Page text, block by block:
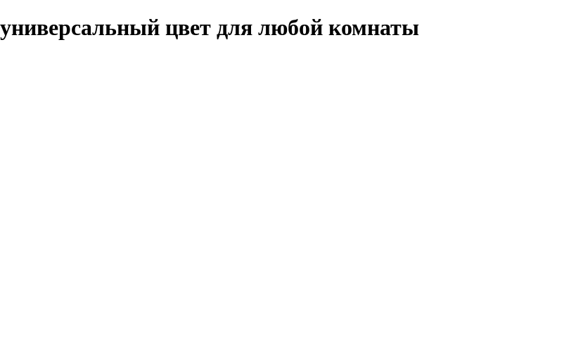
цвет для любой комнаты